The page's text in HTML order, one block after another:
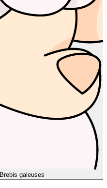
Brebis galeuses